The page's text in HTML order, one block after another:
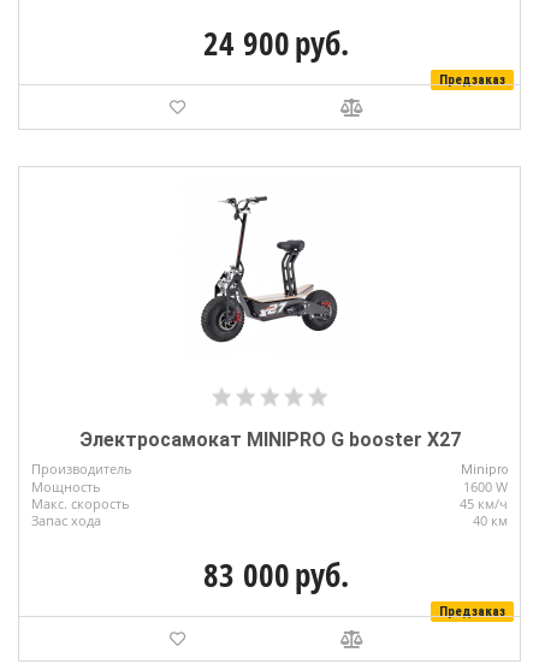
24 900руб.
Предзаказ
Электросамокат MINIPRO G booster X27
Производитель Minipro
Мощность
1600 W
Макс. скорость
45 км/ч
Запас хода
40 км
83 000руб.
Предзаказ